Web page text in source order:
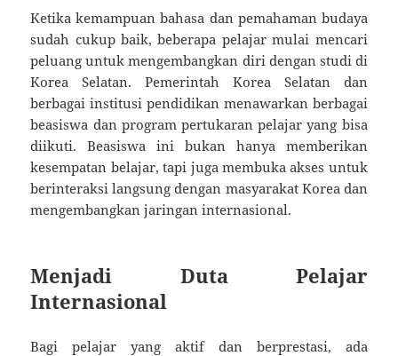
Ketika kemampuan bahasa dan pemahaman budaya
sudah cukup baik, beberapa pelajar mulai mencari
peluang untuk mengembangkan diri dengan studi di
Korea Selatan. Pemerintah Korea Selatan dan
berbagai institusi pendidikan menawarkan berbagai
beasiswa dan program pertukaran pelajar yang bisa
diikuti. Beasiswa ini bukan hanya memberikan
kesempatan belajar, tapi juga membuka akses untuk
berinteraksi langsung dengan masyarakat Korea dan
mengembangkan jaringan internasional.
Menjadi Duta Pelajar
Internasional
Bagi pelajar yang aktif dan berprestasi, ada